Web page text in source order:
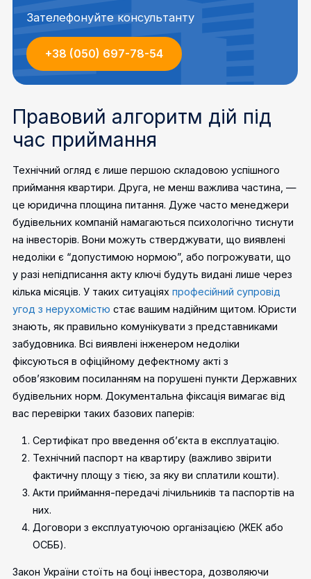
Зателефонуйте консультанту
+38 (050) 697-78-54
Правовий алгоритм дій під
час приймання
Технічний огляд є лише першою складовою успішного
приймання квартири. Друга, не менш важлива частина, —
це юридична площина питання. Дуже часто менеджери
будівельних компаній намагаються психологічно тиснути
на інвесторів. Вони можуть стверджувати, що виявлені
недоліки є “допустимою нормою”, або погрожувати, що
у разі непідписання акту ключі будуть видані лише через
кілька місяців. У таких ситуаціях професійний супровід
угод з нерухомістю стає вашим надійним щитом. Юристи
знають, як правильно комунікувати з представниками
забудовника. Всі виявлені інженером недоліки
фіксуються в офіційному дефектному акті з
обов’язковим посиланням на порушені пункти Державних
будівельних норм. Документальна фіксація вимагає від
вас перевірки таких базових паперів:
Сертифікат про введення об’єкта в експлуатацію.
Технічний паспорт на квартиру (важливо звірити
фактичну площу з тією, за яку ви сплатили кошти).
Акти приймання-передачі лічильників та паспортів на
них.
Договори з експлуатуючою організацією (ЖЕК або
ОСББ).
Закон України стоїть на боці інвестора, дозволяючи